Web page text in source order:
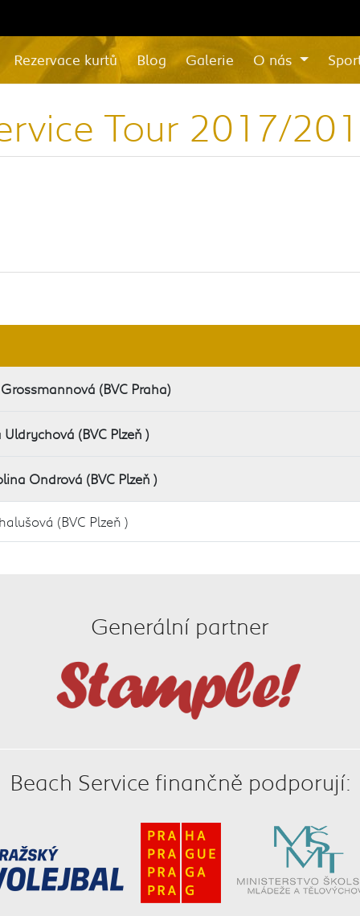
Rezervace kurtů Blog Galerie O nás
Tour 2017/
(BVC Praha)
(BVC Plzeň )
Ondrová (BVC Plzeň )
(BVC Plzeň )
Generální partner
Beach Service finančně podporují: